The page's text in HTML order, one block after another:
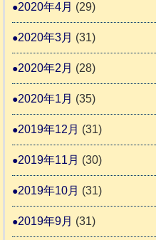
2020年4月 (29)
2020年3月 (31)
2020年2月 (28)
2020年1月 (35)
2019年12月 (31)
2019年11月 (30)
2019年10月 (31)
2019年9月 (31)